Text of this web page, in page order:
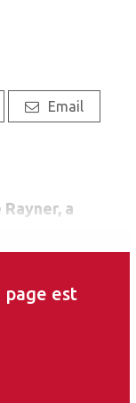
Email
a
insiste sur la
en salle
avec un
page est